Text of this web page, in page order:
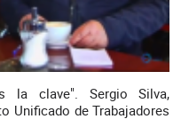
la clave". Sergio Silva,
Unificado de Trabajadores